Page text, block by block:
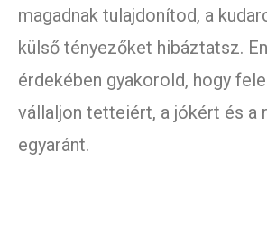
magadnak tulajdonítod, a
külső tényezőket hibáztatsz.
érdekében gyakorold, hogy
vállaljon tetteiért, a jókért és a
egyaránt.